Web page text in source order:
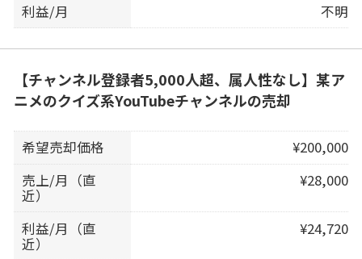
利益/月
不明
【チャンネル登録者5,000人超、属人性なし】某ア
ニメのクイズ系YouTubeチャンネルの売却
希望売却価格
¥200,000
売上/月（直
近）
¥28,000
利益/月（直
近）
¥24,720